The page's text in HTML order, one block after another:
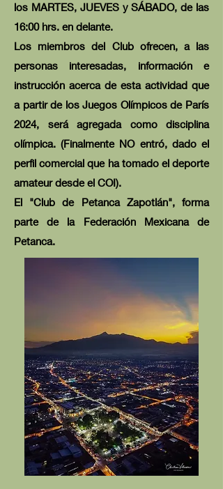
los MARTES, JUEVES y SÁBADO, de las
16:00 hrs. en delante.
Los miembros del Club ofrecen, a las
personas interesadas, información e
instrucción acerca de esta actividad que
a partir de los Juegos Olímpicos de París
2024, será agregada como disciplina
olímpica. (Finalmente NO entró, dado el
perfil comercial que ha tomado el deporte
amateur desde el COI).
El "Club de Petanca Zapotlán", forma
parte de la Federación Mexicana de
Petanca.